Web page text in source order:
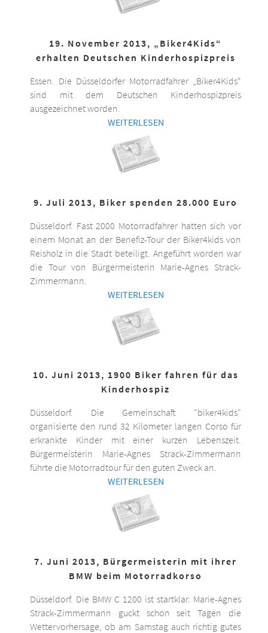
19. November 2013, „Biker4Kids“
erhalten Deutschen Kinderhospizpreis
Essen. Die Düsseldorfer Motorradfahrer „Biker4Kids“
sind mit dem Deutschen Kinderhospizpreis
ausgezeichnet worden.
WEITERLESEN
9. Juli 2013, Biker spenden 28.000 Euro
Düsseldorf. Fast 2000 Motorradfahrer hatten sich vor
einem Monat an der Benefiz-Tour der Biker4kids von
Reisholz in die Stadt beteiligt. Angeführt worden war
die Tour von Bürgermeisterin Marie-Agnes Strack-
Zimmermann.
WEITERLESEN
10. Juni 2013, 1900 Biker fahren für das
Kinderhospiz
Düsseldorf. Die Gemeinschaft "biker4kids"
organisierte den rund 32 Kilometer langen Corso für
erkrankte Kinder mit einer kurzen Lebenszeit.
Bürgermeisterin Marie-Agnes Strack-Zimmermann
führte die Motorradtour für den guten Zweck an.
WEITERLESEN
7. Juni 2013, Bürgermeisterin mit ihrer
BMW beim Motorradkorso
Düsseldorf. Die BMW C 1200 ist startklar. Marie-Agnes
Strack-Zimmermann guckt schon seit Tagen die
Wettervorhersage, ob am Samstag auch richtig gutes